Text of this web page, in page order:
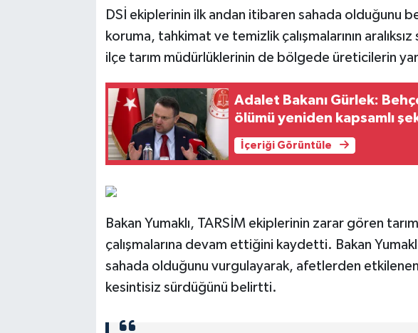
DSİ ekiplerinin ilk andan itibaren sahada olduğunu
koruma, tahkimat ve temizlik çalışmalarının
ilçe tarım müdürlüklerinin de bölgede üreticilerin
Adalet Bakanı Gürlek:
ölümü yeniden kapsamlı
İçeriği Görüntüle
Bakan Yumaklı, TARSİM ekiplerinin zarar gören
çalışmalarına devam ettiğini kaydetti. Bakan
sahada olduğunu vurgulayarak, afetlerden
kesintisiz sürdüğünü belirtti.